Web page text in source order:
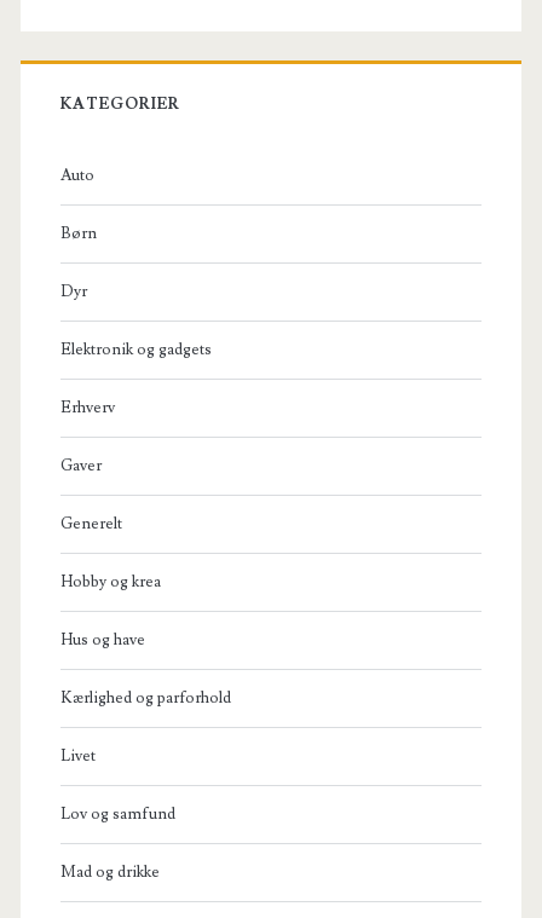
KATEGORIER
Auto
Børn
Dyr
Elektronik og gadgets
Erhverv
Gaver
Generelt
Hobby og krea
Hus og have
Kærlighed og parforhold
Livet
Lov og samfund
Mad og drikke